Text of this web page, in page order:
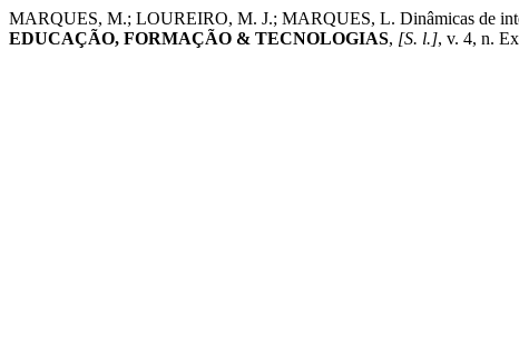
MARQUES, M.; LOUREIRO, M. J.; MARQUES, L. Dinâmicas de
EDUCAÇÃO, FORMAÇÃO & TECNOLOGIAS, [S. l.], v. 4, n.